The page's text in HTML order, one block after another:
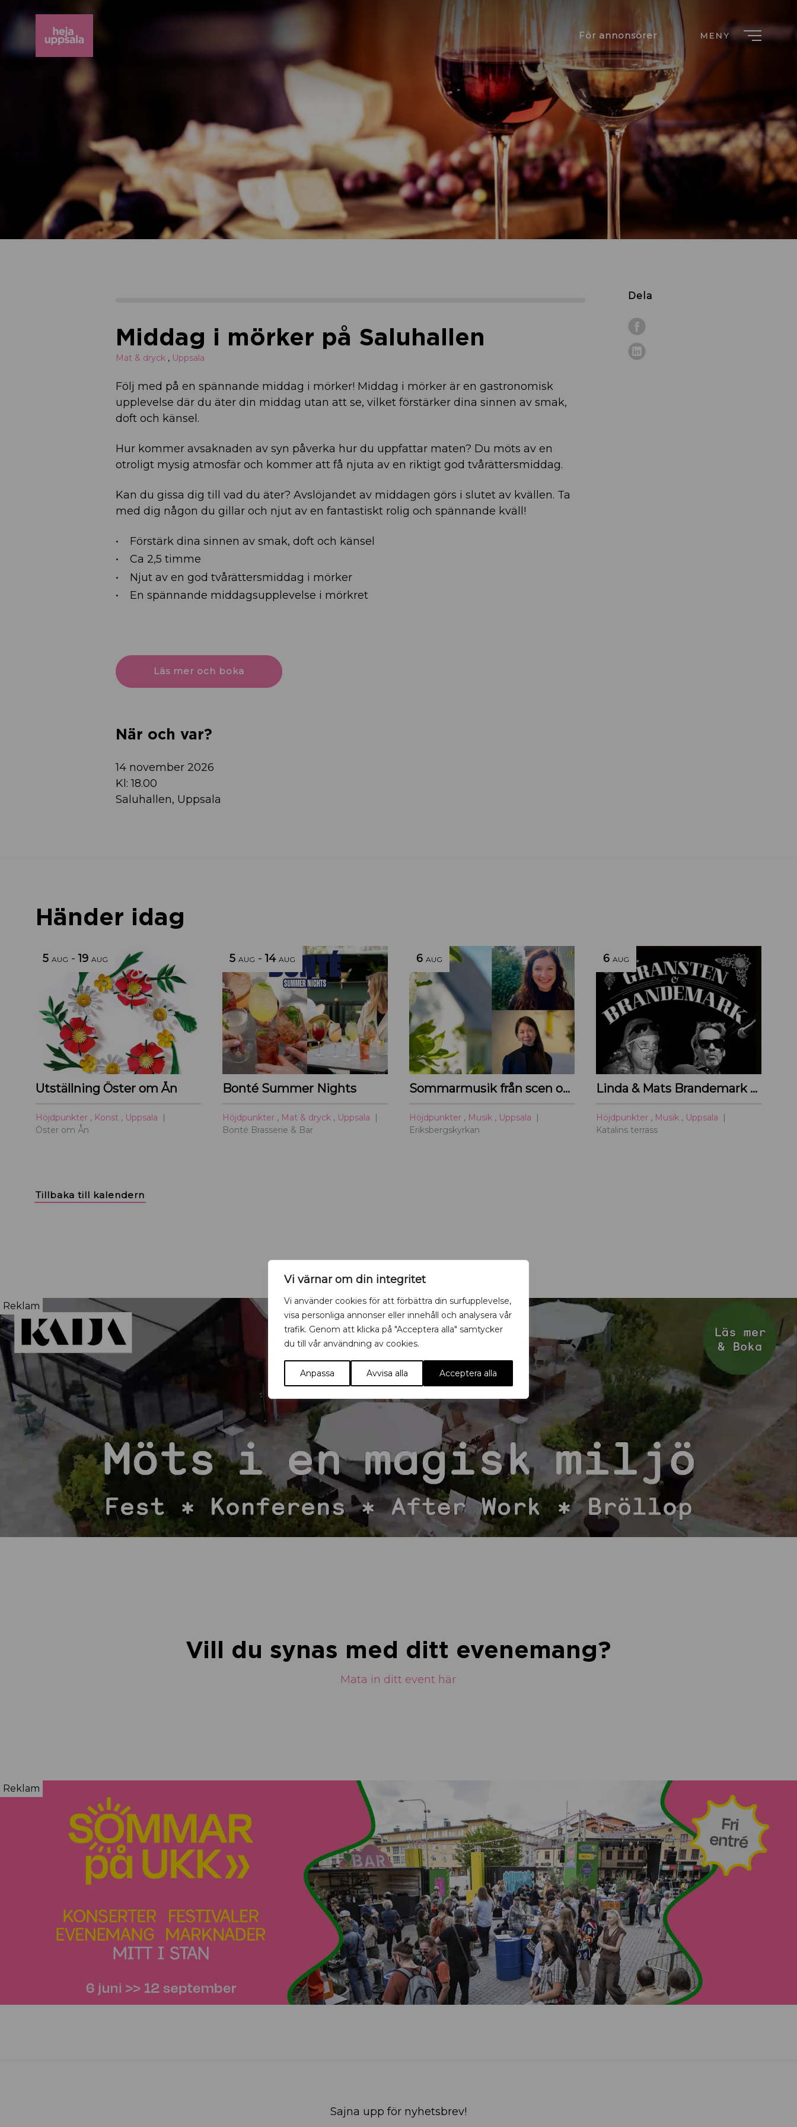
Vi värnar om din integritet
Vi använder cookies för att förbättra din surfupplevelse,
visa personliga annonser eller innehåll och analysera vår
trafik. Genom att klicka på "Acceptera alla" samtycker
du till vår användning av cookies.
Anpassa Avvisa alla Acceptera alla
För annonsörer MENY
Dela
Middag i mörker på Saluhallen
Mat & dryck , Uppsala
Följ med på en spännande middag i mörker! Middag i mörker är en gastronomisk
upplevelse där du äter din middag utan att se, vilket förstärker dina sinnen av smak,
doft och känsel.
Hur kommer avsaknaden av syn påverka hur du uppfattar maten? Du möts av en
otroligt mysig atmosfär och kommer att få njuta av en riktigt god tvårättersmiddag.
Kan du gissa dig till vad du äter? Avslöjandet av middagen görs i slutet av kvällen. Ta
med dig någon du gillar och njut av en fantastiskt rolig och spännande kväll!
Förstärk dina sinnen av smak, doft och känsel
Ca 2,5 timme
Njut av en god tvårättersmiddag i mörker
En spännande middagsupplevelse i mörkret
Läs mer och boka
När och var?
14 november 2026
Kl: 18.00
Saluhallen, Uppsala
Händer idag
5 AUG -19 AUG
Utställning Öster om Ån
Höjdpunkter , Konst , Uppsala
Öster om Ån
5 AUG -14 AUG
Bonté Summer Nights
Höjdpunkter , Mat & dryck , Uppsala
Bonté Brasserie & Bar
6 AUG
Sommarmusik från scen och film
Höjdpunkter , Musik , Uppsala
Eriksbergskyrkan
6 AUG
Linda & Mats Brandemark & Marc Gransten
Höjdpunkter , Musik , Uppsala
Katalins terrass
Tillbaka till kalendern
Reklam
Vill du synas med ditt evenemang?
Mata in ditt event här
Reklam
Sajna upp för nyhetsbrev!